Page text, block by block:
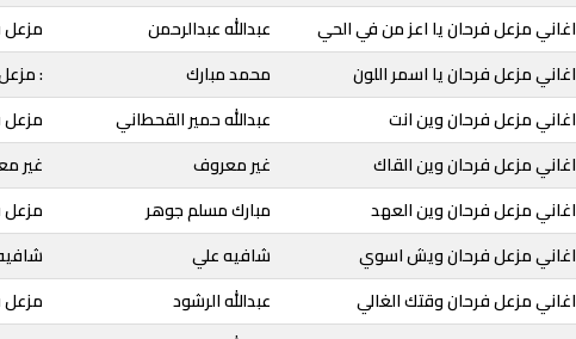
اغاني مزعل فرحان يا اعز من في الحي
عبدالله عبدالرحمن
مزعل
اغاني مزعل فرحان يا اسمر اللون
محمد مبارك
:
اغاني مزعل فرحان وين انت
عبدالله حمير القحطاني
مزعل
اغاني مزعل فرحان وين القاك
غير معروف
غير
اغاني مزعل فرحان وين العهد
مبارك مسلم جوهر
مزعل
اغاني مزعل فرحان ويش اسوي
شافيه علي
اغاني مزعل فرحان وقتك الغالي
عبدالله الرشود
مزعل